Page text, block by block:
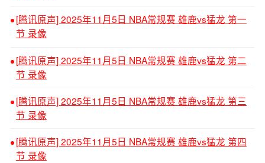
[腾讯原声] 2025年11月5日 NBA常规赛 雄鹿vs猛龙 第一
节 录像
[腾讯原声] 2025年11月5日 NBA常规赛 雄鹿vs猛龙 第二
节 录像
[腾讯原声] 2025年11月5日 NBA常规赛 雄鹿vs猛龙 第三
节 录像
[腾讯原声] 2025年11月5日 NBA常规赛 雄鹿vs猛龙 第四
节 录像